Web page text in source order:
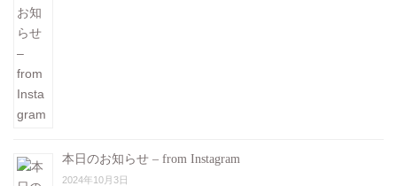
本日のお知らせ – from Instagram
2024年10月3日